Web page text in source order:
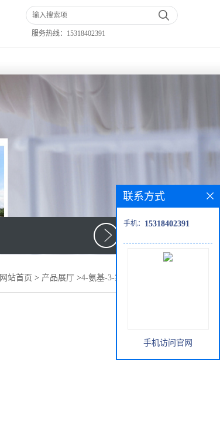
服务热线： 15318402391
网站首页 > 产品展厅 >4-氨基-3-氯苯酚17609-80-2
联系方式
手机： 15318402391
手机访问官网